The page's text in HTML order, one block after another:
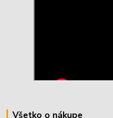
Všetko o nákupe